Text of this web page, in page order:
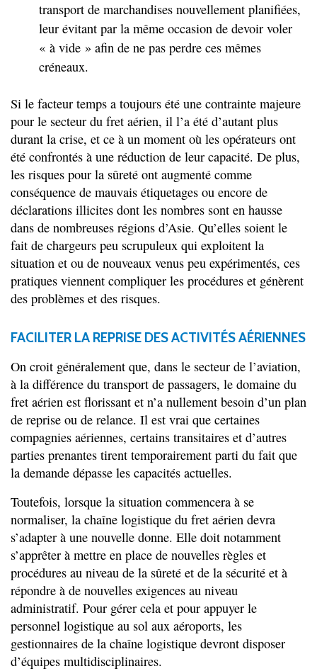
transport de marchandises nouvellement planifiées,
leur évitant par la même occasion de devoir voler
« à vide » afin de ne pas perdre ces mêmes
créneaux.
Si le facteur temps a toujours été une contrainte majeure
pour le secteur du fret aérien, il l’a été d’autant plus
durant la crise, et ce à un moment où les opérateurs ont
été confrontés à une réduction de leur capacité. De plus,
les risques pour la sûreté ont augmenté comme
conséquence de mauvais étiquetages ou encore de
déclarations illicites dont les nombres sont en hausse
dans de nombreuses régions d’Asie. Qu’elles soient le
fait de chargeurs peu scrupuleux qui exploitent la
situation et ou de nouveaux venus peu expérimentés, ces
pratiques viennent compliquer les procédures et génèrent
des problèmes et des risques.
FACILITER LA REPRISE DES ACTIVITÉS AÉRIENNES
On croit généralement que, dans le secteur de l’aviation,
à la différence du transport de passagers, le domaine du
fret aérien est florissant et n’a nullement besoin d’un plan
de reprise ou de relance. Il est vrai que certaines
compagnies aériennes, certains transitaires et d’autres
parties prenantes tirent temporairement parti du fait que
la demande dépasse les capacités actuelles.
Toutefois, lorsque la situation commencera à se
normaliser, la chaîne logistique du fret aérien devra
s’adapter à une nouvelle donne. Elle doit notamment
s’apprêter à mettre en place de nouvelles règles et
procédures au niveau de la sûreté et de la sécurité et à
répondre à de nouvelles exigences au niveau
administratif. Pour gérer cela et pour appuyer le
personnel logistique au sol aux aéroports, les
gestionnaires de la chaîne logistique devront disposer
d’équipes multidisciplinaires.